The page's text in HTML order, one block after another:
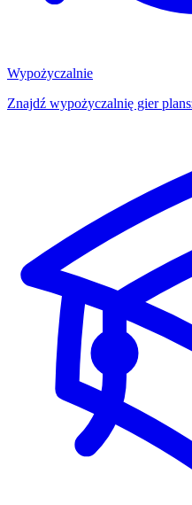
Wypożyczalnie
Znajdź wypożyczalnię gier